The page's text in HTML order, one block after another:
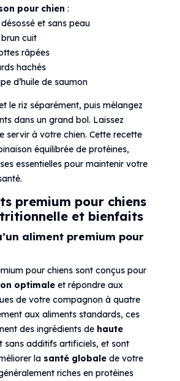
pour chien :
et sans peau
cuit
râpées
hachés
d’huile de saumon
le riz séparément, puis mélangez
dans un grand bol. Laissez
servir à votre chien. Cette recette
équilibrée de protéines,
essentielles pour maintenir votre
premium pour chiens
et bienfaits
aliment premium pour
pour chiens sont conçus pour
optimaleet répondre aux
de votre compagnon à quatre
aux aliments standards, ces
des ingrédients de haute
sans additifs artificiels, et sont
la santé globalede votre
riches en protéines